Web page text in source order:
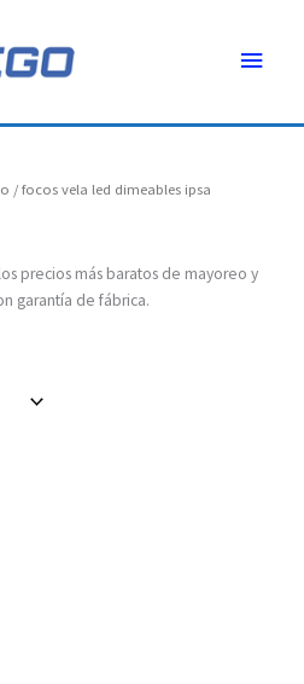
/ focos vela led dimeables ipsa
precios más baratos de mayoreo y
garantía de fábrica.